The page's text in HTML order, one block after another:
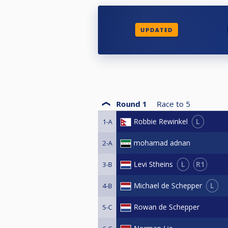
UPDATED
Round 1 Race to 5
1-A Robbie Rewinkel L
2-A mohamad adnan
3-B Levi Stheins L R1
4-B Michael de Schepper L
5-C Rowan de Schepper